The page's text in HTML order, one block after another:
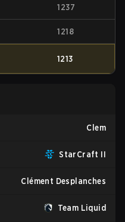
1237
1218
1213
Clem
StarCraft II
Clément Desplanches
Team Liquid